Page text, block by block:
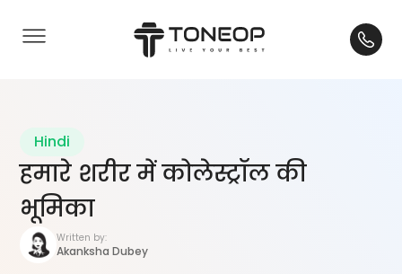
Hindi
हमारे शरीर में कोलेस्ट्रॉल की
भूमिका
Written by:
Akanksha Dubey